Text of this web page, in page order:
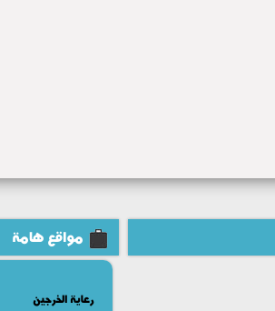
مواقع هامة
رعاية الخرجين